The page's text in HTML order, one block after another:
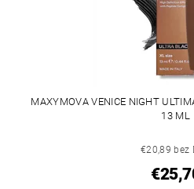
MAXYMOVA VENICE NIGHT
13 ML
€20,89 bez